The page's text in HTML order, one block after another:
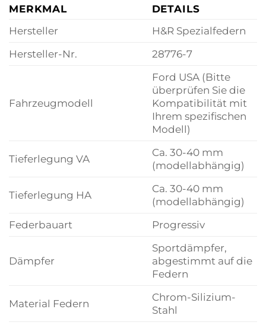
MERKMAL
DETAILS
Hersteller
H&R Spezialfedern
Hersteller-Nr.
28776-7
Fahrzeugmodell
Ford USA (Bitte
überprüfen Sie die
Kompatibilität mit
Ihrem spezifischen
Modell)
Tieferlegung VA
Ca. 30-40 mm
(modellabhängig)
Tieferlegung HA
Ca. 30-40 mm
(modellabhängig)
Federbauart
Progressiv
Dämpfer
Sportdämpfer,
abgestimmt auf die
Federn
Material Federn
Chrom-Silizium-
Stahl